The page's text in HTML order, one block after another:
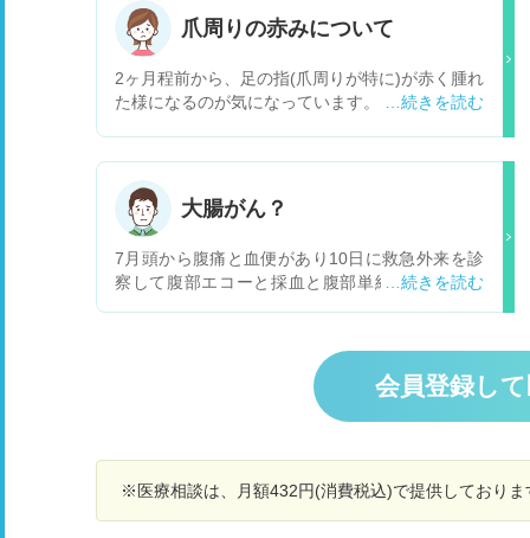
爪周りの赤みについて
2ヶ月程前から、足の指(爪周りが特に)が赤く腫れ
た様になるのが気になっています。 普段はだいた
はならないしなんかおかしいなぁと思っているの
ですが、病院になかなか行く時間を作れないた
症状が近いと思いました。 他の自覚症状は微熱と
関節痛とだるさと手の指の関節のできものです。
(湿疹のようなものやカサカサしたイボみたいな
くべきですか？ ネットで少しみただけで詳しく知
らないので皮膚筋炎について教えてほしいです。
大腸がん？
7月頭から腹痛と血便があり10日に救急外来を診
察して腹部エコーと採血と腹部単純CTと触診と
れ血便は痔だと思うと言われたんですが救急外来
で肛門に指入れる診察でしこりや痔はないと言わ
れたのに何故痔だと言ったのか不思議で腹痛の原
因は腸の蠕動運動の活発が原因だと言われまし
く辛いです。3つ質問ですが1つ目は腹部単純CT
で進行した大腸ガンは映りますか？2つ目は進行
会員登録し
※医療相談は、月額432円(消費税込)で提供しており